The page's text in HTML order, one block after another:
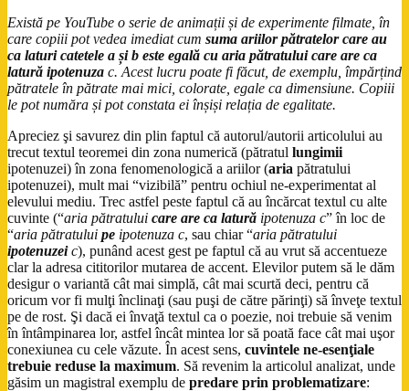
Există pe YouTube o serie de animații și de experimente filmate, în
care copiii pot vedea imediat cum suma ariilor pătratelor care au
ca laturi catetele a și b este egală cu aria pătratului care are ca
latură ipotenuza c. Acest lucru poate fi făcut, de exemplu, împărțind
pătratele în pătrate mai mici, colorate, egale ca dimensiune. Copiii
le pot număra și pot constata ei înșiși relația de egalitate.
Apreciez şi savurez din plin faptul că autorul/autorii articolului au
trecut textul teoremei din zona numerică (pătratul lungimii
ipotenuzei) în zona fenomenologică a ariilor (aria pătratului
ipotenuzei), mult mai “vizibilă” pentru ochiul ne-experimentat al
elevului mediu. Trec astfel peste faptul că au încărcat textul cu alte
cuvinte (“aria pătratului care are ca latură ipotenuza c” în loc de
“aria pătratului pe ipotenuza c, sau chiar “aria pătratului
ipotenuzeic), punând acest gest pe faptul că au vrut să accentueze
clar la adresa cititorilor mutarea de accent. Elevilor putem să le dăm
desigur o variantă cât mai simplă, cât mai scurtă deci, pentru că
oricum vor fi mulţi înclinaţi (sau puşi de către părinţi) să înveţe textul
pe de rost. Şi dacă ei învaţă textul ca o poezie, noi trebuie să venim
în întâmpinarea lor, astfel încât mintea lor să poată face cât mai uşor
conexiunea cu cele văzute. În acest sens, cuvintele ne-esenţiale
trebuie reduse la maximum. Să revenim la articolul analizat, unde
găsim un magistral exemplu de predare prin problematizare: